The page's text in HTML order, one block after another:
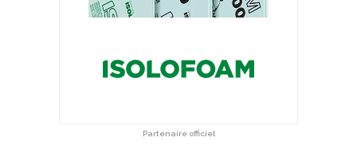
Partenaire officiel